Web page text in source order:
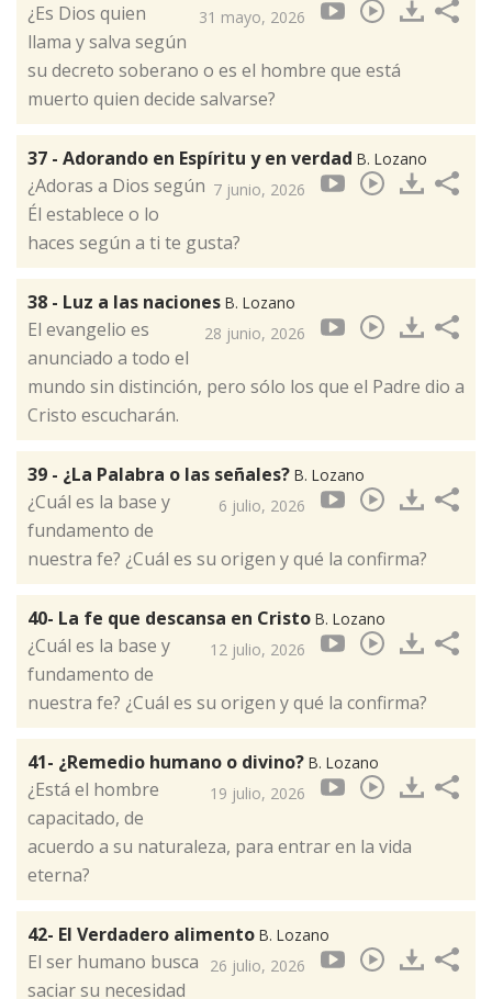
31 mayo, 2026
¿Es Dios quien
llama y salva según
su decreto soberano o es el hombre que está
muerto quien decide salvarse?
37 - Adorando en Espíritu y en verdad B. Lozano
7 junio, 2026
¿Adoras a Dios según
Él establece o lo
haces según a ti te gusta?
38 - Luz a las naciones B. Lozano
28 junio, 2026
El evangelio es
anunciado a todo el
mundo sin distinción, pero sólo los que el Padre dio a
Cristo escucharán.
39 - ¿La Palabra o las señales? B. Lozano
6 julio, 2026
¿Cuál es la base y
fundamento de
nuestra fe? ¿Cuál es su origen y qué la confirma?
40- La fe que descansa en Cristo B. Lozano
12 julio, 2026
¿Cuál es la base y
fundamento de
nuestra fe? ¿Cuál es su origen y qué la confirma?
41- ¿Remedio humano o divino? B. Lozano
19 julio, 2026
¿Está el hombre
capacitado, de
acuerdo a su naturaleza, para entrar en la vida
eterna?
42- El Verdadero alimento B. Lozano
26 julio, 2026
El ser humano busca
saciar su necesidad